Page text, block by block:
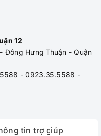
12
Đông Hưng Thuận - Quận
- 0923.35.5588 -
tin trợ giúp